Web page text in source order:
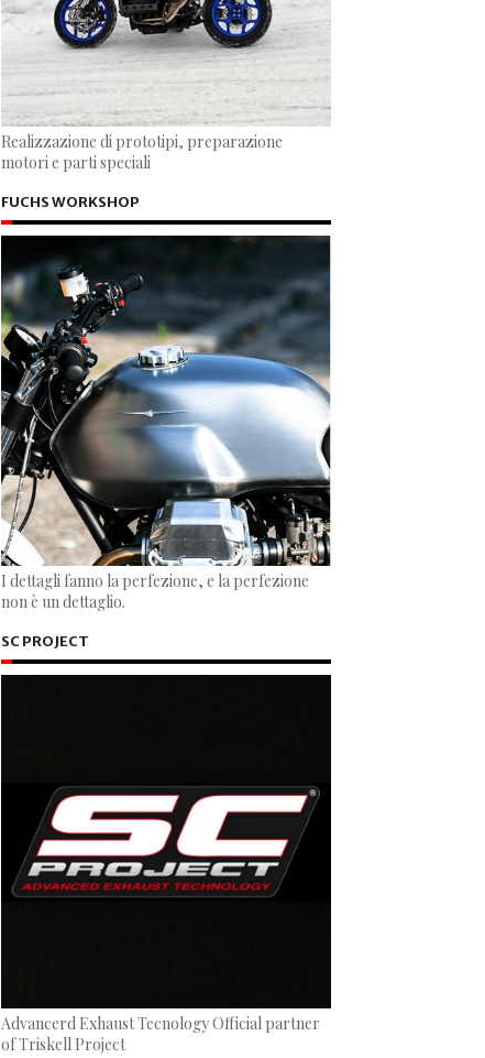
Realizzazione di prototipi, preparazione
motori e parti speciali
FUCHS WORKSHOP
I dettagli fanno la perfezione, e la perfezione
non è un dettaglio.
SC PROJECT
Advancerd Exhaust Tecnology Official partner
of Triskell Project